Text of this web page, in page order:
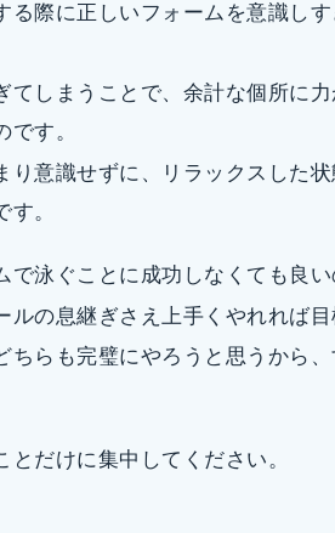
る際に正しいフォームを意識し
てしまうことで、余計な個所に
す。
り意識せずに、リラックスした
す。
で泳ぐことに成功しなくても良い
ルの息継ぎさえ上手くやれれば目
ちらも完璧にやろうと思うから
だけに集中してください。